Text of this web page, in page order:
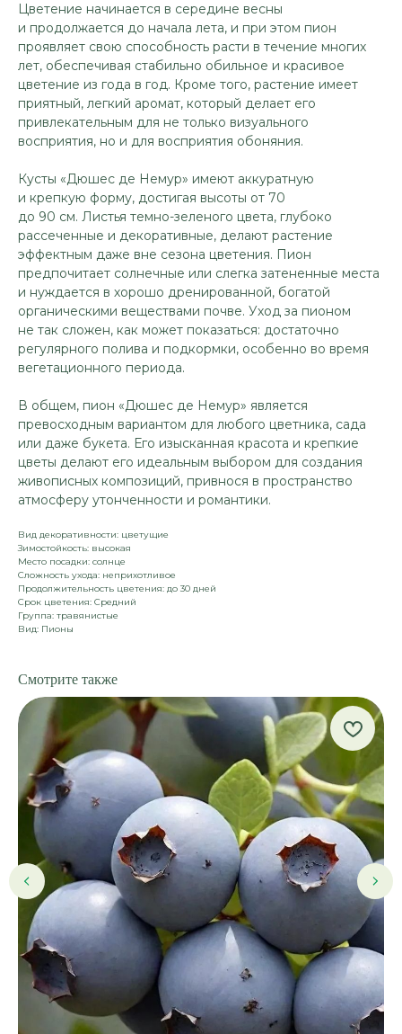
Цветение начинается в середине весны
и продолжается до начала лета, и при этом пион
проявляет свою способность расти в течение многих
лет, обеспечивая стабильно обильное и красивое
цветение из года в год. Кроме того, растение имеет
приятный, легкий аромат, который делает его
привлекательным для не только визуального
восприятия, но и для восприятия обоняния.
Кусты «Дюшес де Немур» имеют аккуратную
и крепкую форму, достигая высоты от 70
до 90 см. Листья темно-зеленого цвета, глубоко
рассеченные и декоративные, делают растение
эффектным даже вне сезона цветения. Пион
предпочитает солнечные или слегка затененные места
и нуждается в хорошо дренированной, богатой
органическими веществами почве. Уход за пионом
не так сложен, как может показаться: достаточно
регулярного полива и подкормки, особенно во время
вегетационного периода.
В общем, пион «Дюшес де Немур» является
превосходным вариантом для любого цветника, сада
или даже букета. Его изысканная красота и крепкие
цветы делают его идеальным выбором для создания
живописных композиций, привнося в пространство
атмосферу утонченности и романтики.
Вид декоративности: цветущие
Зимостойкость: высокая
Место посадки: солнце
Сложность ухода: неприхотливое
Продолжительность цветения: до 30 дней
Срок цветения: Средний
Группа: травянистые
Вид: Пионы
Смотрите также